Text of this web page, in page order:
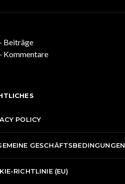
Beiträge
Kommentare
POLICY
GESCHÄFTSBEDINGUNGEN
RICHTLINIE (EU)